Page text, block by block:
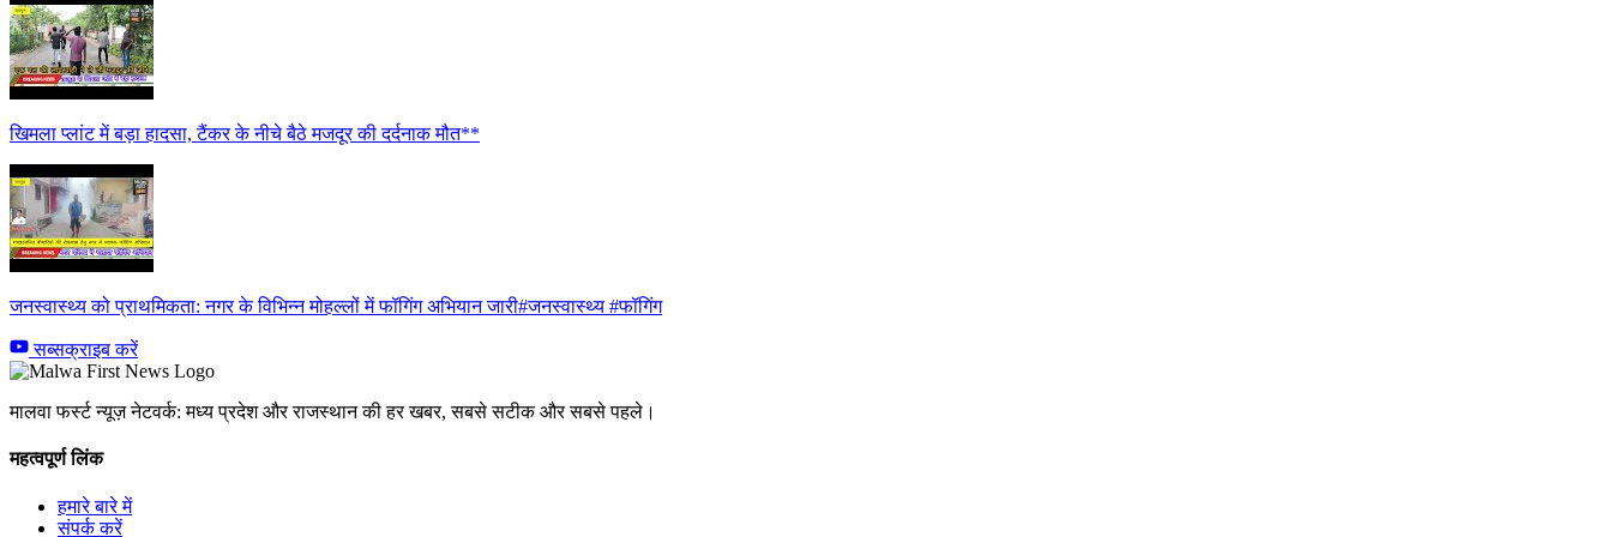
खिमला प्लांट में बड़ा हादसा, टैंकर के नीचे बैठे मजदूर की दर्दनाक मौत**
जनस्वास्थ्य को प्राथमिकता: नगर के विभिन्न मोहल्लों में फॉगिंग अभियान जारी#जनस्वास्थ्य #फॉगिंग
सब्सक्राइब करें
मालवा फर्स्ट न्यूज़ नेटवर्क: मध्य प्रदेश और राजस्थान की हर खबर, सबसे सटीक और सबसे पहले।
महत्वपूर्ण लिंक
हमारे बारे में
संपर्क करें